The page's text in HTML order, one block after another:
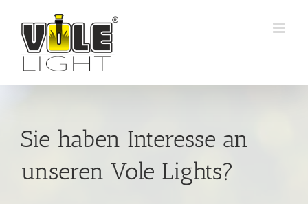
Inhalt
springen
Sie haben Interesse an
unseren Vole Lights?